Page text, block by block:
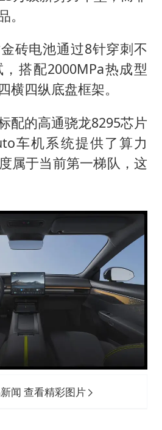
砖电池通过8针穿刺不
搭配2000MPa热成型
横四纵底盘框架。
配的高通骁龙8295芯片
车机系统提供了算力
属于当前第一梯队，这
闻 查看精彩图片